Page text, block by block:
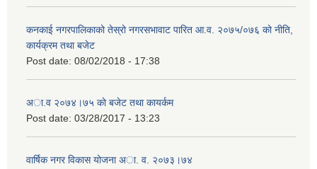
कनकाई नगरपालिकाको तेस्रो नगरसभावाट पारित आ.व. २०७५/०७६ को नीति,
कार्यक्रम तथा बजेट
Post date: 08/02/2018 - 17:38
अा.व २०७४।७५ काे बजेट तथा कायर्कम
Post date: 03/28/2017 - 13:23
वार्षिक नगर विकास योजना अा. व. २०७३।७४